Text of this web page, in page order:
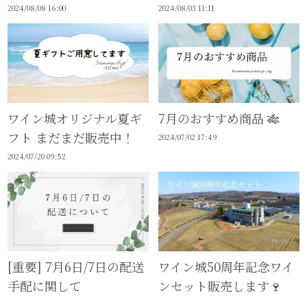
2024/08/08 16:00 2024/08/03 11:11
ワイン城オリジナル夏ギ
フト まだまだ販売中！
2024/07/20 09:52
7月のおすすめ商品 🎋
2024/07/02 17:49
[重要] 7月6日/7日の配送
手配に関して
ワイン城50周年記念ワイ
ンセット販売します🍷